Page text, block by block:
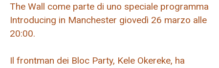
The Wall come parte di uno speciale programma
Introducing in Manchester giovedì 26 marzo alle
20:00.
Il frontman dei Bloc Party, Kele Okereke, ha